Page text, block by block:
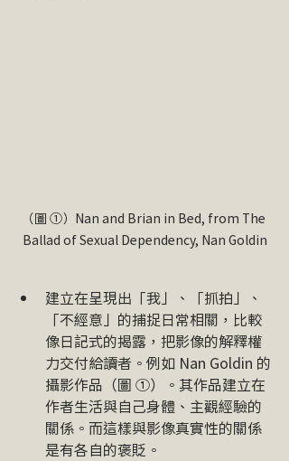
（圖 ➀）Nan and Brian in Bed, from The
Ballad of Sexual Dependency, Nan Goldin
建立在呈現出「我」、「抓拍」、
「不經意」的捕捉日常相關，比較
像日記式的揭露，把影像的解釋權
力交付給讀者。例如 Nan Goldin 的
攝影作品（圖 ➀）。其作品建立在
作者生活與自己身體、主觀經驗的
關係。而這樣與影像真實性的關係
是有各自的褒貶。